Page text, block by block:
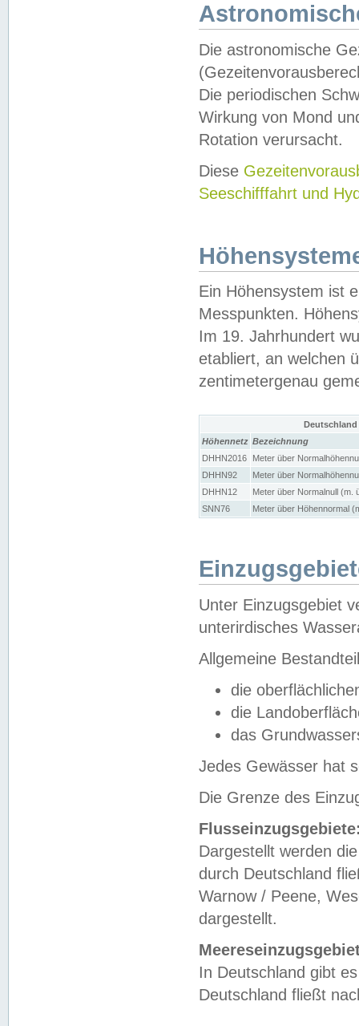
Die astronomische
Die periodischen
Wirkung von Mond
Rotation verursacht.
Diese
Seeschifffahrt und
Ein Höhensystem ist
Messpunkten.
Im 19. Jahrhundert
etabliert, an welchen
zentimetergenau
Höhennetz Bezeichnung
DHHN2016
Meter über
DHHN92
Meter über
DHHN12
Meter über Normalnull (m.
SNN76
Meter über Höhennormal
Unter Einzugsgebiet
unterirdisches
Allgemeine
die
die
das
Jedes Gewässer hat
Die Grenze des
Dargestellt werden
durch Deutschland
Warnow / Peene,
dargestellt.
In Deutschland gibt
Deutschland fließt